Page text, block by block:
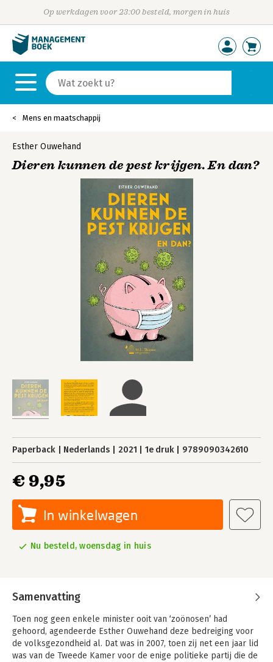
Op werkdagen voor 23:00 besteld, morgen in huis
Mens en maatschappij
Esther Ouwehand
Dieren kunnen de pest krijgen. En dan?
Paperback Nederlands 2021 1e druk 9789090342610
€ 9,95
In winkelwagen
Nu besteld, woensdag in huis
Samenvatting
Toen nog geen enkele minister ooit van ‘zoönosen’ had
gehoord, agendeerde Esther Ouwehand deze bedreiging voor
de volksgezondheid al. Dat was in 2007, toen zij net een jaar lid
was van de Tweede Kamer voor de enige politieke partij die de